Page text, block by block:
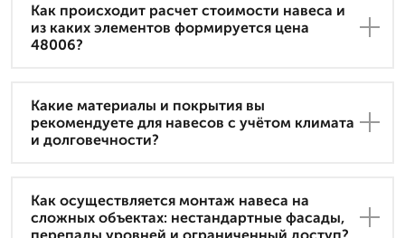
Как происходит расчет стоимости навеса и
из каких элементов формируется цена
48006?
Какие материалы и покрытия вы
рекомендуете для навесов с учётом климата
и долговечности?
Как осуществляется монтаж навеса на
сложных объектах: нестандартные фасады,
перепады уровней и ограниченный доступ?